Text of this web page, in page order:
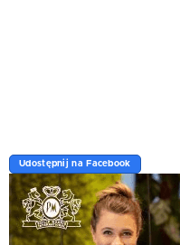
Udostępnij na Facebook